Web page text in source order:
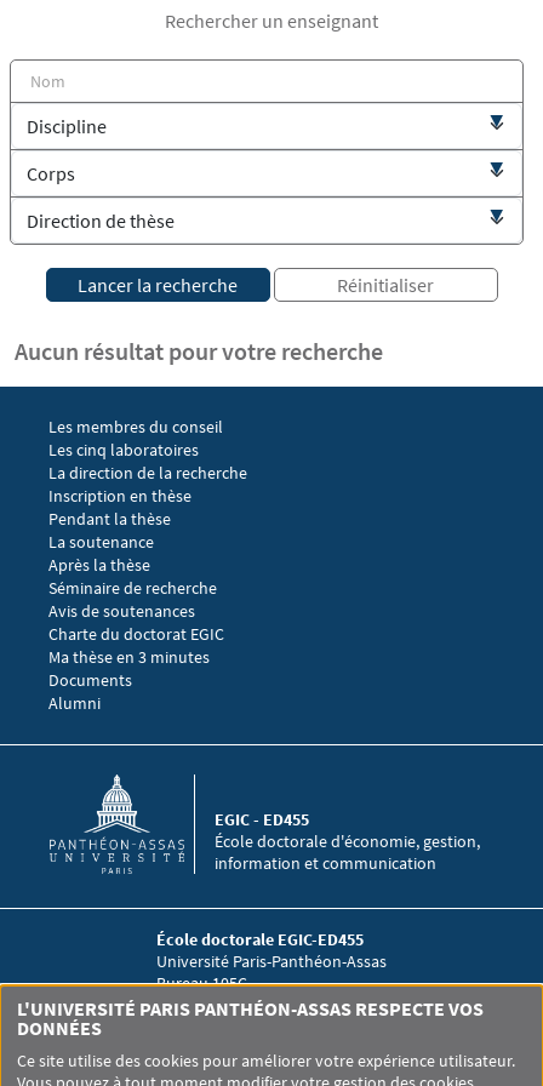
Rechercher un enseignant
Aucun résultat pour votre recherche
Menu footer EGIC 1
Les membres du conseil
Les cinq laboratoires
La direction de la recherche
Menu footer EGIC 2
Inscription en thèse
Pendant la thèse
La soutenance
Après la thèse
Menu footer EGIC 3
Séminaire de recherche
Avis de soutenances
Charte du doctorat EGIC
Ma thèse en 3 minutes
Menu footer EGIC 4
Documents
Alumni
École doctorale d'économie, gestion,
information et communication
EGIC - ED455
École doctorale EGIC-ED455
Université Paris-Panthéon-Assas
Bureau 105C
12 place du Panthéon
L'UNIVERSITÉ PARIS PANTHÉON-ASSAS RESPECTE VOS
DONNÉES
Ce site utilise des cookies pour améliorer votre expérience utilisateur.